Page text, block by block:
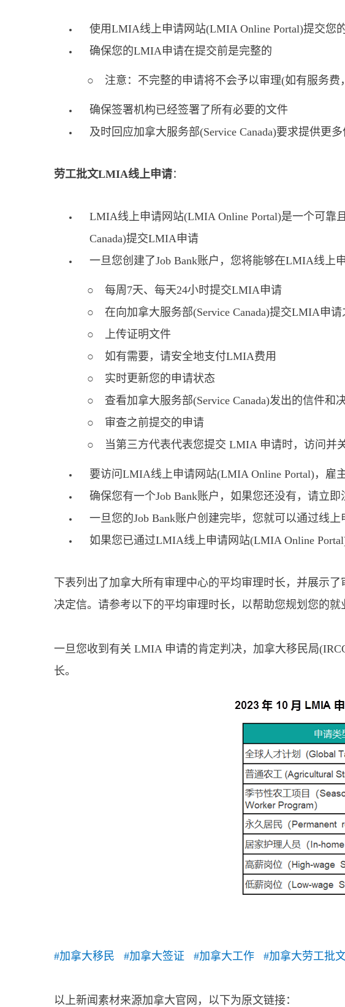
使用LMIA线上申请网站(LMIA Online Portal)提交您
确保您的LMIA申请在提交前是完整的
○ 注意：不完整的申请将不会予以审理(如有服务费，
确保签署机构已经签署了所有必要的文件
及时回应加拿大服务部(Service Canada)要求提供更
劳工批文LMIA线上申请：
LMIA线上申请网站(LMIA Online Portal)是一个可靠
Canada)提交LMIA申请
一旦您创建了Job Bank账户，您将能够在LMIA线上
○ 每周7天、每天24小时提交LMIA申请
○ 在向加拿大服务部(Service Canada)提交LMIA申请
○ 上传证明文件
○ 如有需要，请安全地支付LMIA费用
○ 实时更新您的申请状态
○ 查看加拿大服务部(Service Canada)发出的信件和
○ 审查之前提交的申请
○ 当第三方代表代表您提交 LMIA 申请时，访问并关
要访问LMIA线上申请网站(LMIA Online Portal)，雇
确保您有一个Job Bank账户，如果您还没有，请立即
一旦您的Job Bank账户创建完毕，您就可以通过线
如果您已通过LMIA线上申请网站(LMIA Online
下表列出了加拿大所有审理中心的平均审理时长，并展示
决定信。请参考以下的平均审理时长，以帮助您规划您的就
一旦您收到有关 LMIA 申请的肯定判决，加拿大移民局
长。
#加拿大移民 #加拿大签证 #加拿大工作 #加拿大劳工批
以上新闻素材来源加拿大官网，以下为原文链接：